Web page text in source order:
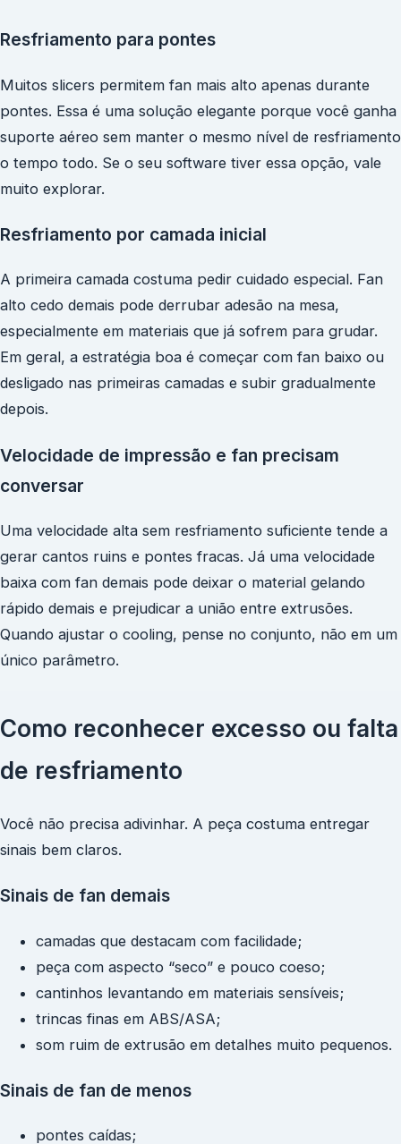
Resfriamento para pontes
Muitos slicers permitem fan mais alto apenas durante
pontes. Essa é uma solução elegante porque você ganha
suporte aéreo sem manter o mesmo nível de resfriamento
o tempo todo. Se o seu software tiver essa opção, vale
muito explorar.
Resfriamento por camada inicial
A primeira camada costuma pedir cuidado especial. Fan
alto cedo demais pode derrubar adesão na mesa,
especialmente em materiais que já sofrem para grudar.
Em geral, a estratégia boa é começar com fan baixo ou
desligado nas primeiras camadas e subir gradualmente
depois.
Velocidade de impressão e fan precisam
conversar
Uma velocidade alta sem resfriamento suficiente tende a
gerar cantos ruins e pontes fracas. Já uma velocidade
baixa com fan demais pode deixar o material gelando
rápido demais e prejudicar a união entre extrusões.
Quando ajustar o cooling, pense no conjunto, não em um
único parâmetro.
Como reconhecer excesso ou falta
de resfriamento
Você não precisa adivinhar. A peça costuma entregar
sinais bem claros.
Sinais de fan demais
camadas que destacam com facilidade;
peça com aspecto “seco” e pouco coeso;
cantinhos levantando em materiais sensíveis;
trincas finas em ABS/ASA;
som ruim de extrusão em detalhes muito pequenos.
Sinais de fan de menos
pontes caídas;